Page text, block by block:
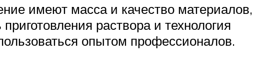
имеют масса и качество материалов,
раствора и технология
опытом профессионалов.